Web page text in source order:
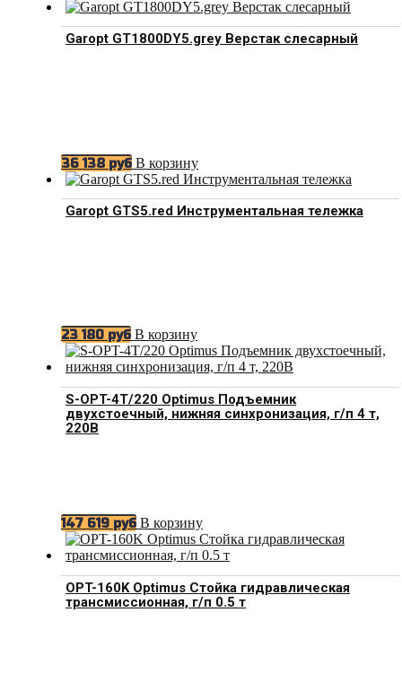
Garopt GT1800DY5.grey Верстак слесарный
36 138 руб В корзину
Garopt GTS5.red Инструментальная тележка
23 180 руб В корзину
S-OPT-4T/220 Optimus Подъемник
двухстоечный, нижняя синхронизация, г/п 4 т,
220В
147 619 руб В корзину
OPT-160K Optimus Стойка гидравлическая
трансмиссионная, г/п 0.5 т